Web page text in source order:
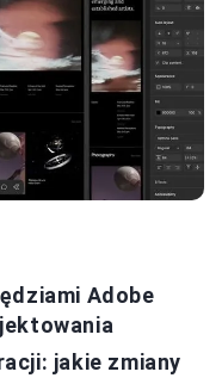
Adobe
jakie zmiany